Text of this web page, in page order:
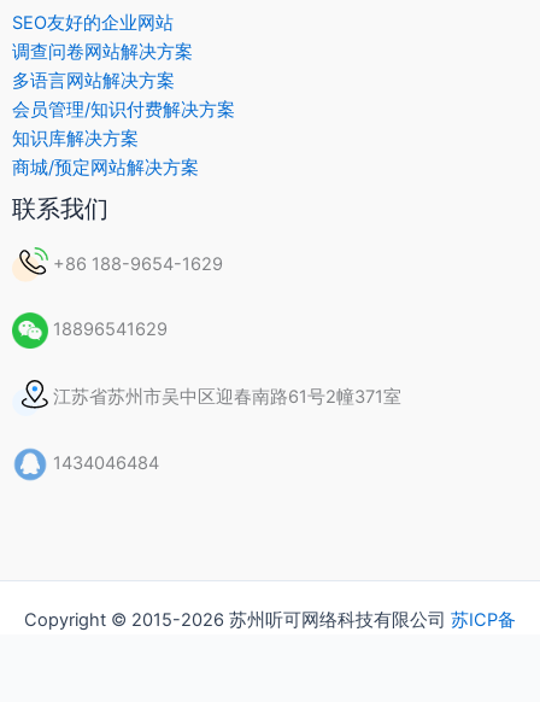
SEO友好的企业网站
调查问卷网站解决方案
多语言网站解决方案
会员管理/知识付费解决方案
知识库解决方案
商城/预定网站解决方案
联系我们
+86 188-9654-1629
18896541629
江苏省苏州市吴中区迎春南路61号2幢371室
1434046484
Copyright © 2015-2026 苏州听可网络科技有限公司 苏ICP备